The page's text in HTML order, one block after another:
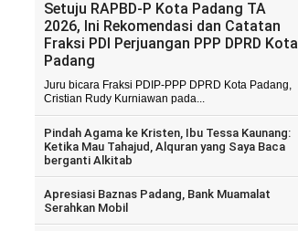
Setuju RAPBD-P Kota Padang TA
2026, Ini Rekomendasi dan Catatan
Fraksi PDI Perjuangan PPP DPRD Kota
Padang
Juru bicara Fraksi PDIP-PPP DPRD Kota Padang,
Cristian Rudy Kurniawan pada...
Pindah Agama ke Kristen, Ibu Tessa Kaunang:
Ketika Mau Tahajud, Alquran yang Saya Baca
berganti Alkitab
Apresiasi Baznas Padang, Bank Muamalat
Serahkan Mobil